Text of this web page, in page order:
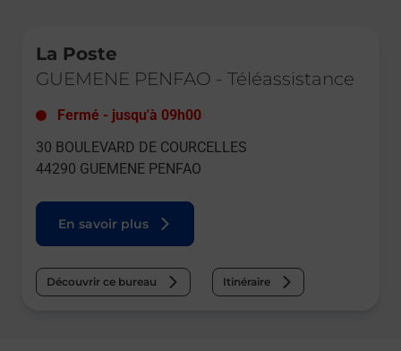
La Poste
GUEMENE PENFAO - Téléassistance
Fermé - jusqu'à 09h00
30 BOULEVARD DE COURCELLES
44290 GUEMENE PENFAO
En savoir plus
Découvrir ce bureau Itinéraire